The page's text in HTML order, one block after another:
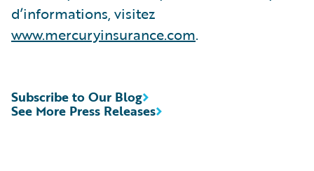
d’informations, visitez
www.mercuryinsurance.com.
See More Press Releases
Subscribe to Our Blog